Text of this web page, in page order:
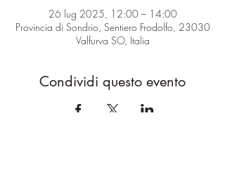
26 lug 2025, 12:00 – 14:00
Provincia di Sondrio, Sentiero Frodolfo, 23030
Valfurva SO, Italia
Condividi questo evento